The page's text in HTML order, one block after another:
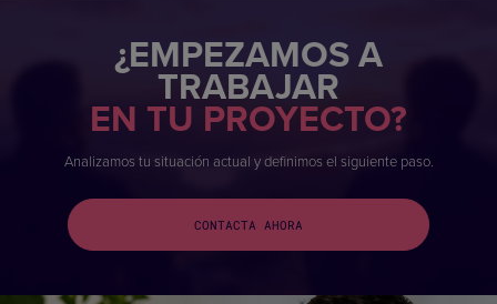
¿EMPEZAMOS A
TRABAJAR
EN TU PROYECTO?
Analizamos tu situación actual y definimos el siguiente paso.
CONTACTA AHORA